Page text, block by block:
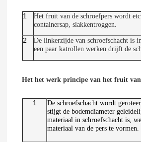
1
Het fruit van de schroefpers wordt
containersap, slakkentroggen.
2
De linkerzijde van schroefschacht is
een paar katrollen werken drijft de
Het het werk principe van het fruit van
1
De schroefschacht wordt
stijgt de bodemdiameter
materiaal in schroefschacht is,
materiaal van de pers te vormen.